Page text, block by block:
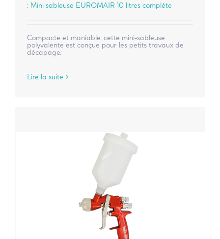
: Mini sableuse EUROMAIR 10 litres complète
Compacte et maniable, cette mini-sableuse
polyvalente est conçue pour les petits travaux de
décapage.
Lire la suite